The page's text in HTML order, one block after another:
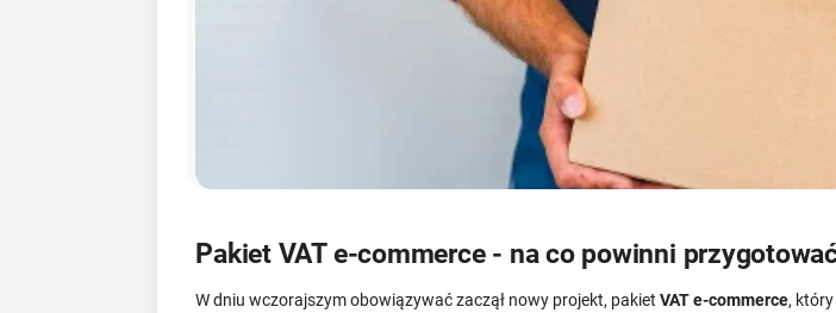
Pakiet VAT e-commerce - na co powinni
W dniu wczorajszym obowiązywać zaczął nowy projekt, pakiet VAT e-commerce,